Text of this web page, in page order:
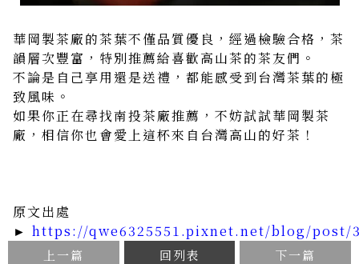
華岡製茶廠的茶葉不僅品質優良，經過檢驗合格，茶
韻層次豐富，特別推薦給喜歡高山茶的茶友們。
不論是自己享用還是送禮，都能感受到台灣茶葉的極
致風味。
如果你正在尋找南投茶廠推薦，不妨試試華岡製茶
廠，相信你也會愛上這杯來自台灣高山的好茶！
原文出處
► https://qwe6325551.pixnet.net/blog/post/
上一篇 回列表 下一篇